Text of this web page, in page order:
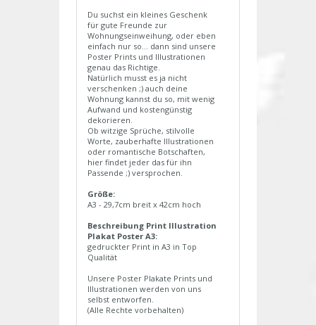
Du suchst ein kleines Geschenk
für gute Freunde zur
Wohnungseinweihung, oder eben
einfach nur so... dann sind unsere
Poster Prints und Illustrationen
genau das Richtige.
Natürlich musst es ja nicht
verschenken ;) auch deine
Wohnung kannst du so, mit wenig
Aufwand und kostengünstig
dekorieren.
Ob witzige Sprüche, stilvolle
Worte, zauberhafte Illustrationen
oder romantische Botschaften,
hier findet jeder das für ihn
Passende ;) versprochen.
Größe:
A3 - 29,7cm breit x 42cm hoch
Beschreibung Print Illustration
Plakat Poster A3:
gedruckter Print in A3 in Top
Qualität
Unsere Poster Plakate Prints und
Illustrationen werden von uns
selbst entworfen.
(Alle Rechte vorbehalten)